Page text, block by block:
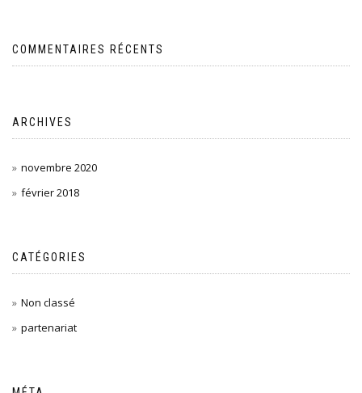
COMMENTAIRES RÉCENTS
ARCHIVES
novembre 2020
février 2018
CATÉGORIES
Non classé
partenariat